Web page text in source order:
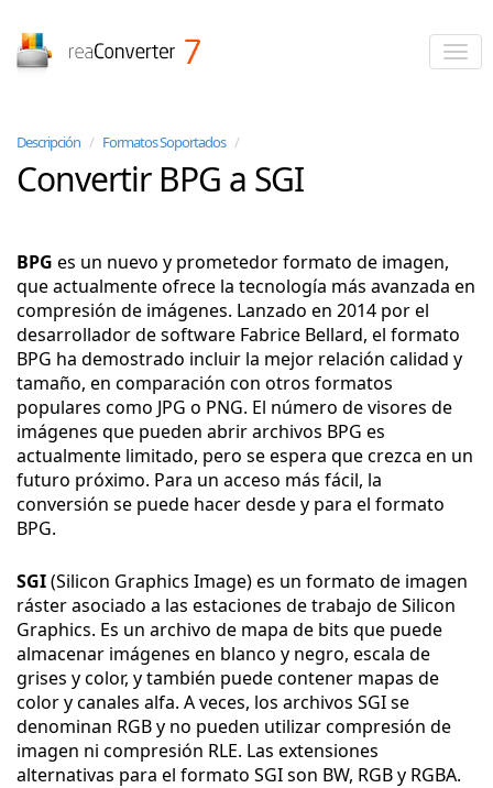
Descripción / Formatos Soportados /
Convertir BPG a SGI
BPG es un nuevo y prometedor formato de imagen,
que actualmente ofrece la tecnología más avanzada en
compresión de imágenes. Lanzado en 2014 por el
desarrollador de software Fabrice Bellard, el formato
BPG ha demostrado incluir la mejor relación calidad y
tamaño, en comparación con otros formatos
populares como JPG o PNG. El número de visores de
imágenes que pueden abrir archivos BPG es
actualmente limitado, pero se espera que crezca en un
futuro próximo. Para un acceso más fácil, la
conversión se puede hacer desde y para el formato
BPG.
SGI(Silicon Graphics Image) es un formato de imagen
ráster asociado a las estaciones de trabajo de Silicon
Graphics. Es un archivo de mapa de bits que puede
almacenar imágenes en blanco y negro, escala de
grises y color, y también puede contener mapas de
color y canales alfa. A veces, los archivos SGI se
denominan RGB y no pueden utilizar compresión de
imagen ni compresión RLE. Las extensiones
alternativas para el formato SGI son BW, RGB y RGBA.